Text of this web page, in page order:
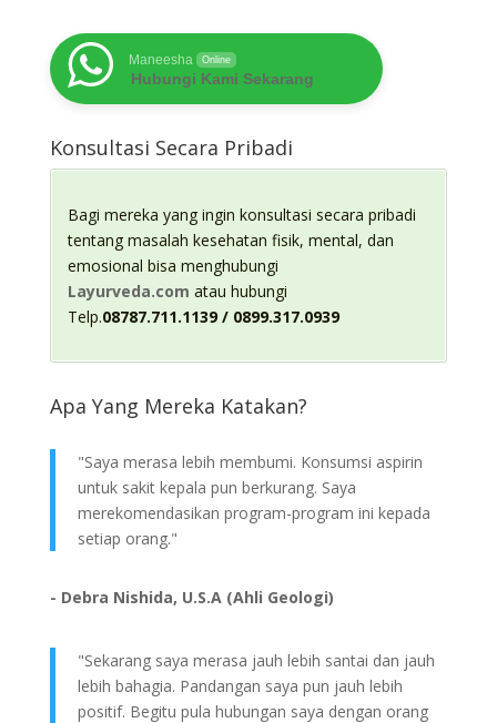
Maneesha Online
Hubungi Kami Sekarang
Konsultasi Secara Pribadi
Bagi mereka yang ingin konsultasi secara pribadi
tentang masalah kesehatan fisik, mental, dan
emosional bisa menghubungi
Layurveda.com atau hubungi
Telp.08787.711.1139 / 0899.317.0939
Apa Yang Mereka Katakan?
"Saya merasa lebih membumi. Konsumsi aspirin
untuk sakit kepala pun berkurang. Saya
merekomendasikan program-program ini kepada
setiap orang."
- Debra Nishida, U.S.A (Ahli Geologi)
"Sekarang saya merasa jauh lebih santai dan jauh
lebih bahagia. Pandangan saya pun jauh lebih
positif. Begitu pula hubungan saya dengan orang